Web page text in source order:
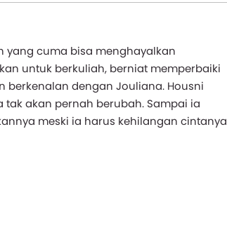
yang cuma bisa menghayalkan
untuk berkuliah, berniat memperbaiki
berkenalan dengan Jouliana. Housni
akan pernah berubah. Sampai ia
meski ia harus kehilangan cintanya